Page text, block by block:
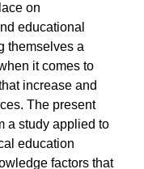
on
educational
themselves a
it comes to
increase and
The present
a study applied to
education
factors that